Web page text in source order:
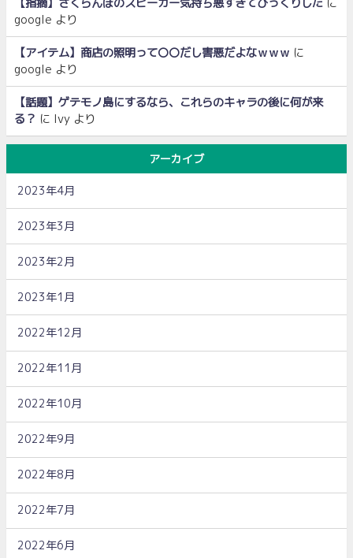
【指摘】さくらんぼのスピーカー気持ち悪すぎてびっくりした に
google より
【アイテム】商店の照明って〇〇だし害悪だよなｗｗｗ に
google より
【話題】ゲテモノ島にするなら、これらのキャラの後に何が来
る？ に Ivy より
アーカイブ
2023年4月
2023年3月
2023年2月
2023年1月
2022年12月
2022年11月
2022年10月
2022年9月
2022年8月
2022年7月
2022年6月